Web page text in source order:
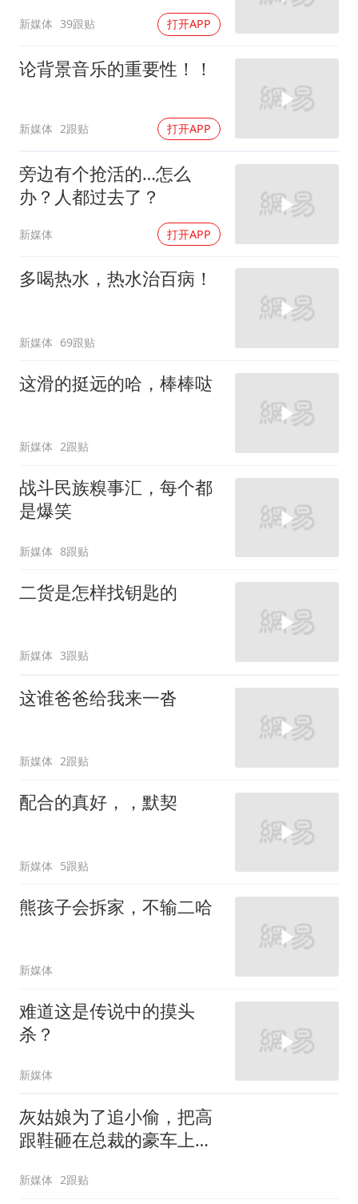
新媒体 39跟贴 打开APP
论背景音乐的重要性！！
新媒体 2跟贴 打开APP
旁边有个抢活的…怎么
办？人都过去了？
新媒体 打开APP
多喝热水，热水治百病！
新媒体 69跟贴
这滑的挺远的哈，棒棒哒
新媒体 2跟贴
战斗民族糗事汇，每个都
是爆笑
新媒体 8跟贴
二货是怎样找钥匙的
新媒体 3跟贴
这谁爸爸给我来一沓
新媒体 2跟贴
配合的真好，，默契
新媒体 5跟贴
熊孩子会拆家，不输二哈
新媒体
难道这是传说中的摸头
杀？
新媒体
灰姑娘为了追小偷，把高
跟鞋砸在总裁的豪车上，
新媒体 2跟贴